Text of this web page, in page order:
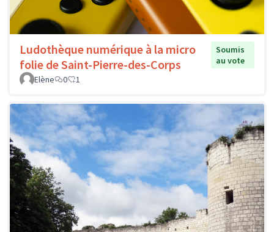
Ludothèque numérique à la micro
folie de Saint-Pierre-des-Corps
Soumis
au vote
Elène
0 1